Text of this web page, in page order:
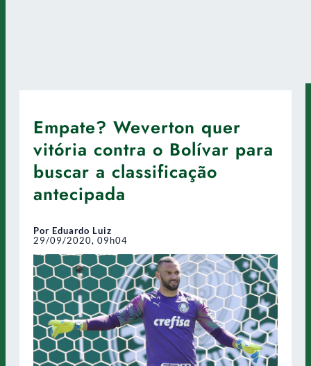
Empate? Weverton quer
vitória contra o Bolívar para
buscar a classificação
antecipada
Por Eduardo Luiz
29/09/2020, 09h04